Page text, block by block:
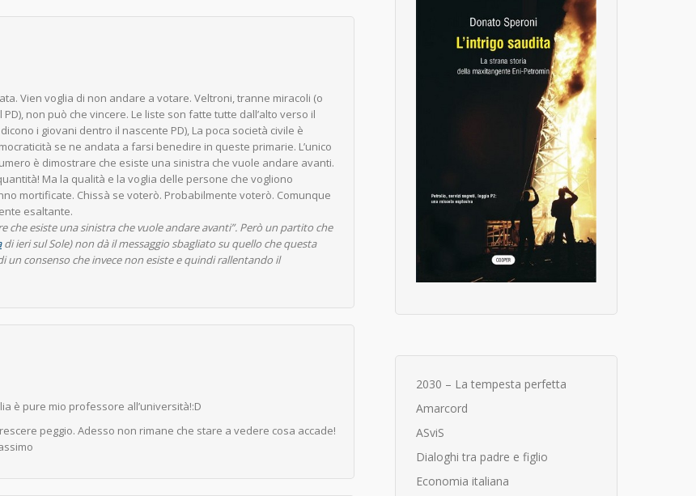
Vien voglia di non andare a votare. Veltroni, tranne miracoli (o
non può che vincere. Le liste son fatte tutte dall’alto verso il
i giovani dentro il nascente PD), La poca società civile è
se ne andata a farsi benedire in queste primarie. L’unico
è dimostrare che esiste una sinistra che vuole andare avanti.
Ma la qualità e la voglia delle persone che vogliono
mortificate. Chissà se voterò. Probabilmente voterò. Comunque
esaltante.
che esiste una sinistra che vuole andare avanti”. Però un partito che
di ieri sul Sole) non dà il messaggio sbagliato su quello che questa
un consenso che invece non esiste e quindi rallentando il
è pure mio professore all’università!:D
peggio. Adesso non rimane che stare a vedere cosa accade!
2030 – La tempesta perfetta
Amarcord
ASviS
Dialoghi tra padre e figlio
Economia italiana